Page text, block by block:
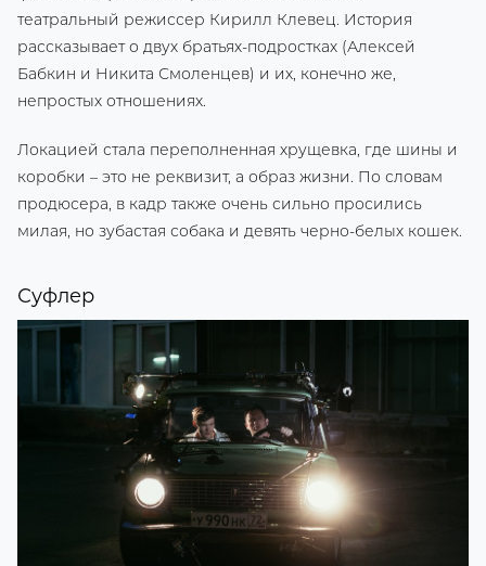
театральный режиссер Кирилл Клевец. История
рассказывает о двух братьях-подростках (Алексей
Бабкин и Никита Смоленцев) и их, конечно же,
непростых отношениях.
Локацией стала переполненная хрущевка, где шины и
коробки – это не реквизит, а образ жизни. По словам
продюсера, в кадр также очень сильно просились
милая, но зубастая собака и девять черно-белых кошек.
Суфлер